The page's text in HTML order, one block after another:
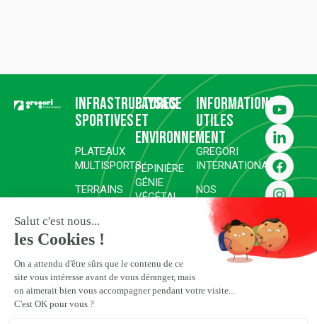
Infrastructures
sportives
PLATEAUX
MULTISPORTS
TERRAINS
COMPLEXES
GOLFIQUES
COMPLEXES
HIPPIQUES,
ÉQUESTRES
ET POLO
Paysage
et
environnement
PÉPINIÈRE
GÉNIE
VÉGÉTAL
RÉHABILITATION ET
REVÉGÉTALISATION
ESPACES
PAYSAGERS
D’EXCEPTION
Informations
utiles
GREGORI
INTERNATIONAL
NOS
RÉALISATIONS
SURFACES
SPORTIVES
CARRIÈRES
ENGAGEMENTS